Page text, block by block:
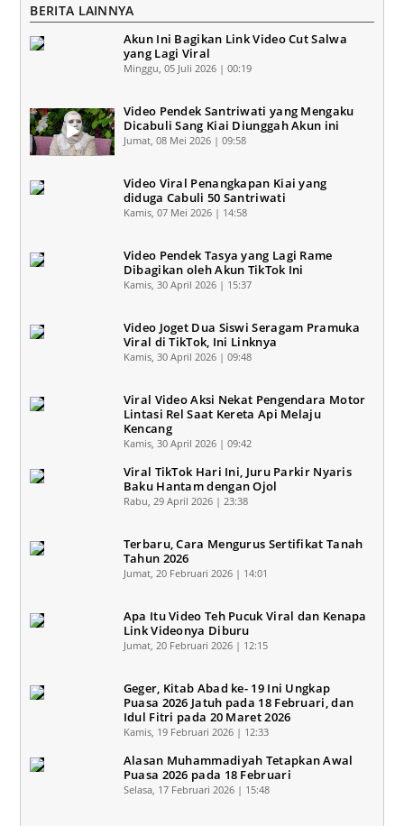
BERITA LAINNYA
Akun Ini Bagikan Link Video Cut Salwa
yang Lagi Viral
Minggu, 05 Juli 2026 | 00:19
Video Pendek Santriwati yang Mengaku
Dicabuli Sang Kiai Diunggah Akun ini
Jumat, 08 Mei 2026 | 09:58
Video Viral Penangkapan Kiai yang
diduga Cabuli 50 Santriwati
Kamis, 07 Mei 2026 | 14:58
Video Pendek Tasya yang Lagi Rame
Dibagikan oleh Akun TikTok Ini
Kamis, 30 April 2026 | 15:37
Video Joget Dua Siswi Seragam Pramuka
Viral di TikTok, Ini Linknya
Kamis, 30 April 2026 | 09:48
Viral Video Aksi Nekat Pengendara Motor
Lintasi Rel Saat Kereta Api Melaju
Kencang
Kamis, 30 April 2026 | 09:42
Viral TikTok Hari Ini, Juru Parkir Nyaris
Baku Hantam dengan Ojol
Rabu, 29 April 2026 | 23:38
Terbaru, Cara Mengurus Sertifikat Tanah
Tahun 2026
Jumat, 20 Februari 2026 | 14:01
Apa Itu Video Teh Pucuk Viral dan Kenapa
Link Videonya Diburu
Jumat, 20 Februari 2026 | 12:15
Geger, Kitab Abad ke- 19 Ini Ungkap
Puasa 2026 Jatuh pada 18 Februari, dan
Idul Fitri pada 20 Maret 2026
Kamis, 19 Februari 2026 | 12:33
Alasan Muhammadiyah Tetapkan Awal
Puasa 2026 pada 18 Februari
Selasa, 17 Februari 2026 | 15:48